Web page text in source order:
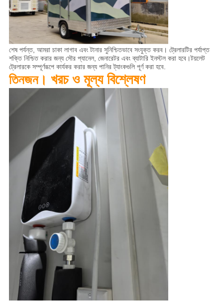
শেষ পর্যন্ত, আমরা চাকা লাগাব এবং টানার সুনিশ্চিতভাবে সংযুক্ত করব। ট্রেলারটির পর্যাপ্ত
শক্তি নিশ্চিত করার জন্য সৌর প্যানেল, জেনারেটর এবং ব্যাটারি ইনস্টল করা হবে।টয়লেট
ট্রেলারকে সম্পূর্ণরূপে কার্যকর করার জন্য পানির ট্যাংকগুলি পূর্ণ করা হবে.
তিনজন। খরচ ও মূল্য বিশ্লেষণ